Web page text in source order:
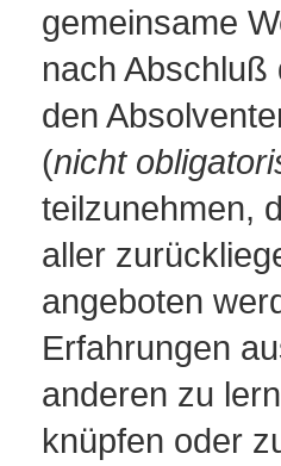
gemeinsame
nach
den
(nicht
teilzunehmen,
aller
angeboten
Erfahrungen
anderen zu
knüpfen oder